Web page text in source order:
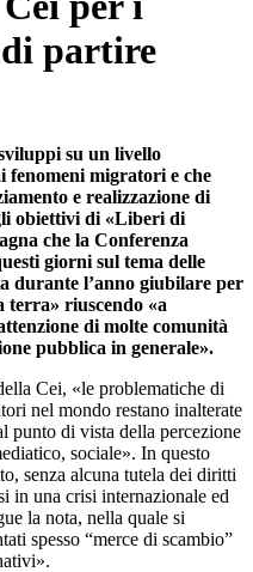
partire
su un livello
fenomeni migratori e che
e realizzazione di
obiettivi di «Liberi di
che la Conferenza
giorni sul tema delle
durante l’anno giubilare per
riuscendo «a
di molte comunità
pubblica in generale».
Cei, «le problematiche di
nel mondo restano inalterate
punto di vista della percezione
sociale». In questo
senza alcuna tutela dei diritti
in una crisi internazionale ed
la nota, nella quale si
spesso “merce di scambio”